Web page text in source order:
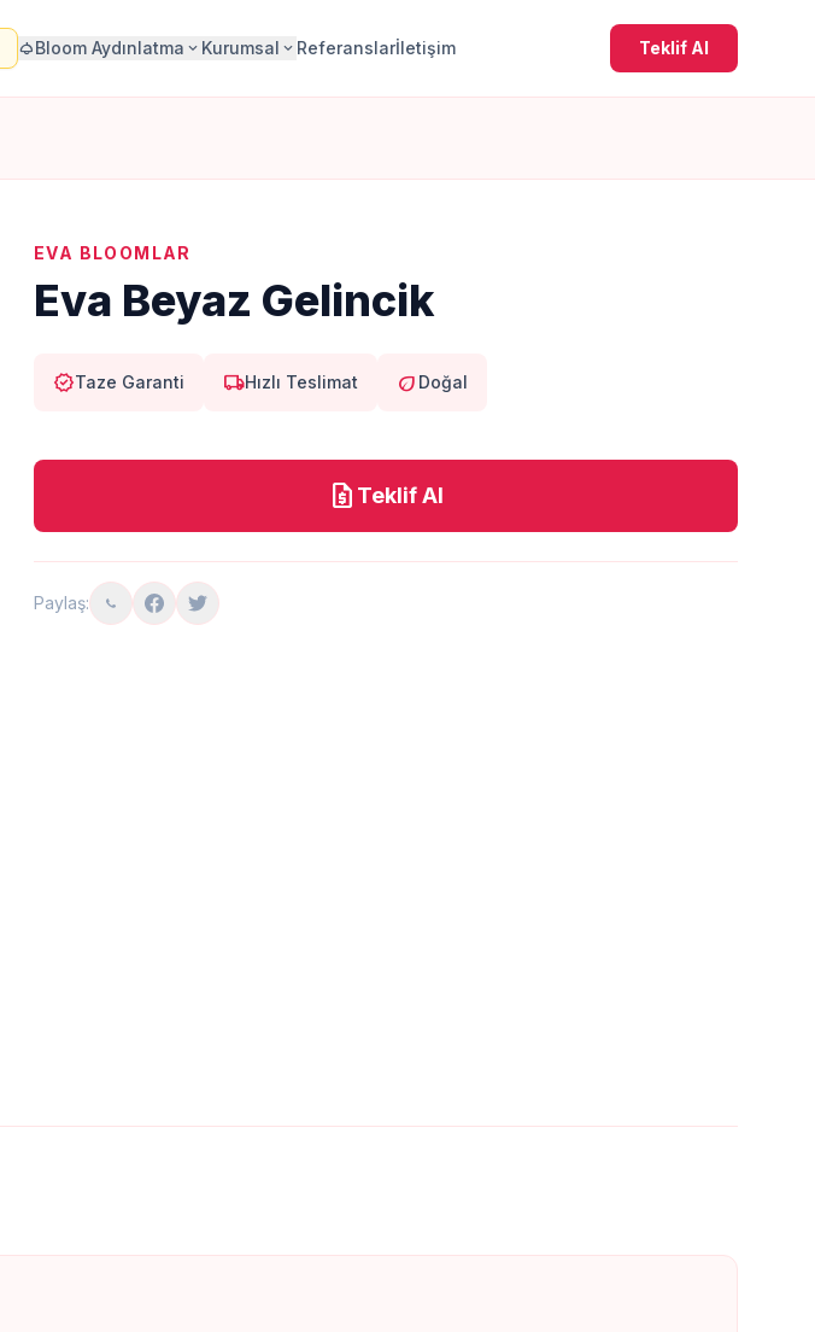
lightBloom Aydınlatma expand_more Kurumsal expand_more Referanslarİletişim Teklif Al
EVA BLOOMLAR
Eva Beyaz Gelincik
verifiedTaze Garanti local_shippingHızlı Teslimat eco Doğal
request_quote Teklif Al
Paylaş: